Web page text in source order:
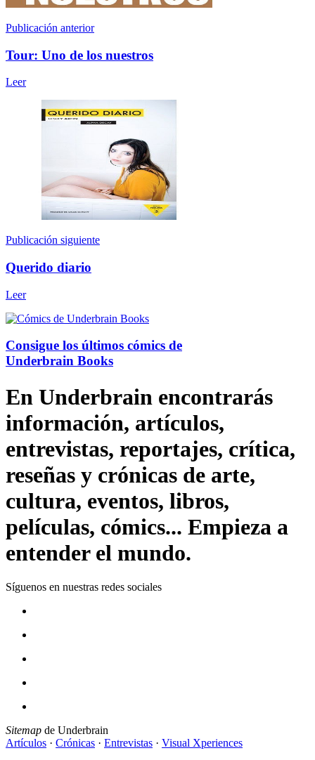
Publicación anterior
Tour: Uno de los nuestros
Leer
Publicación siguiente
Querido diario
Leer
Consigue los últimos cómics de
Underbrain Books
En Underbrain encontrarás
información, artículos,
entrevistas, reportajes, crítica,
reseñas y crónicas de arte,
cultura, eventos, libros,
películas, cómics... Empieza a
entender el mundo.
Síguenos en nuestras redes sociales
Sitemap de Underbrain
Artículos · Crónicas · Entrevistas · Visual Xperiences